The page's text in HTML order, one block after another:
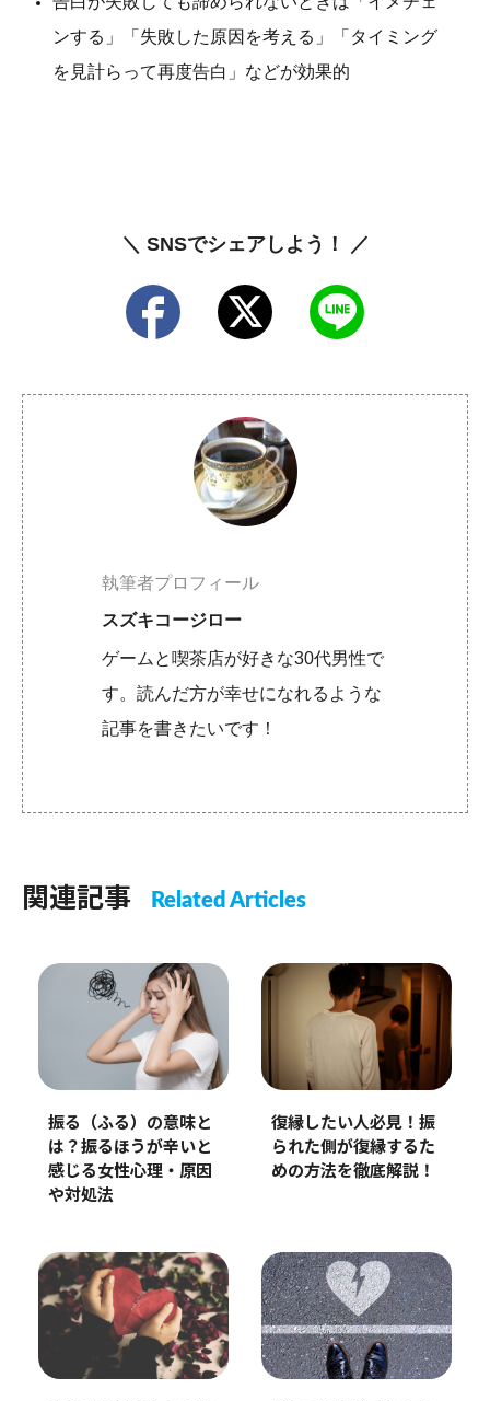
ンする」「失敗した原因を考える」「タイミング
を見計らって再度告白」などが効果的
＼ SNSでシェアしよう！ ／
執筆者プロフィール
スズキコージロー
ゲームと喫茶店が好きな30代男性で
す。読んだ方が幸せになれるような
記事を書きたいです！
関連記事 Related Articles
振る（ふる）の意味と
は？振るほうが辛いと
感じる女性心理・原因
や対処法
復縁したい人必見！振
られた側が復縁するた
めの方法を徹底解説！